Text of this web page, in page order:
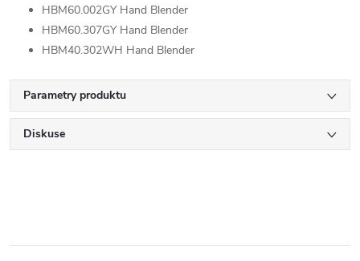
HBM60.002GY Hand Blender
HBM60.307GY Hand Blender
HBM40.302WH Hand Blender
Parametry produktu
Diskuse